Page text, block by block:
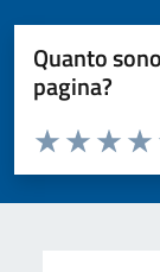
Quanto
pagina?
Valuta da 1 a 5
Valuta
Valuta 2
Valuta 1 stelle